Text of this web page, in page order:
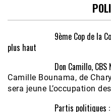
9ème Cop de la
plus haut
Don Camillo, CBS
Camille Bounama, de
sera jeune L’occupation
Partis politiques